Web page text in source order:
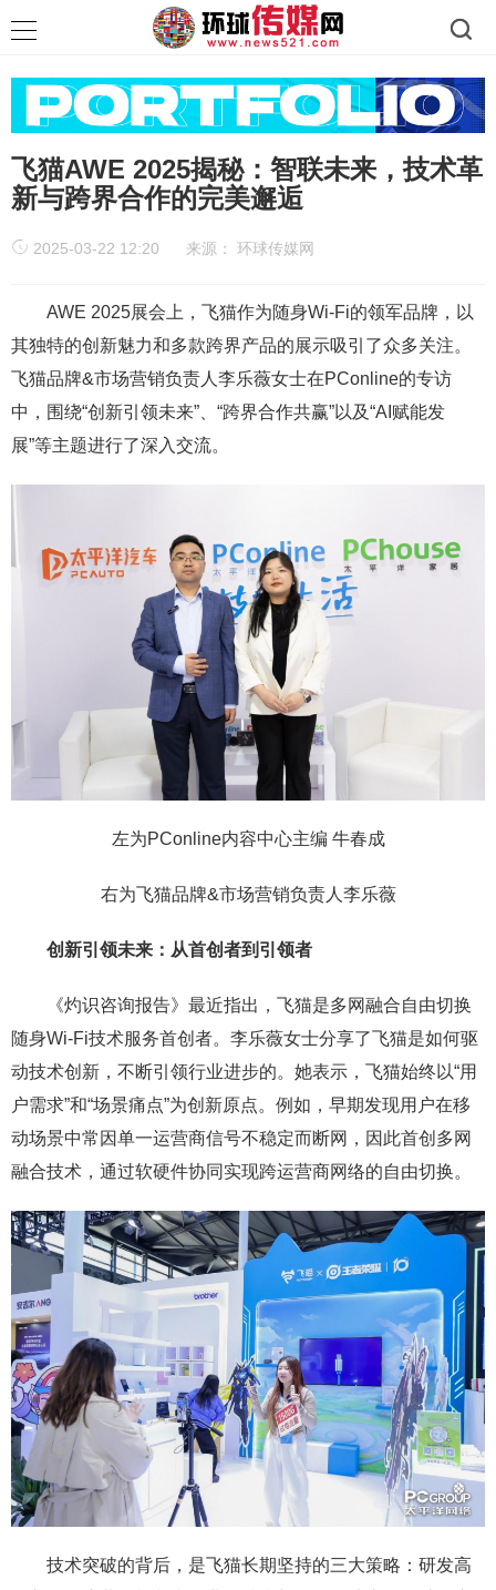
飞猫AWE 2025揭秘：智联未来，技术革
新与跨界合作的完美邂逅
2025-03-22 12:20 来源： 环球传媒网
AWE 2025展会上，飞猫作为随身Wi-Fi的领军品牌，以
其独特的创新魅力和多款跨界产品的展示吸引了众多关注。
飞猫品牌&市场营销负责人李乐薇女士在PConline的专访
中，围绕“创新引领未来”、“跨界合作共赢”以及“AI赋能发
展”等主题进行了深入交流。
左为PConline内容中心主编 牛春成
右为飞猫品牌&市场营销负责人李乐薇
创新引领未来：从首创者到引领者
《灼识咨询报告》最近指出，飞猫是多网融合自由切换
随身Wi-Fi技术服务首创者。李乐薇女士分享了飞猫是如何驱
动技术创新，不断引领行业进步的。她表示，飞猫始终以“用
户需求”和“场景痛点”为创新原点。例如，早期发现用户在移
动场景中常因单一运营商信号不稳定而断网，因此首创多网
融合技术，通过软硬件协同实现跨运营商网络的自由切换。
技术突破的背后，是飞猫长期坚持的三大策略：研发高